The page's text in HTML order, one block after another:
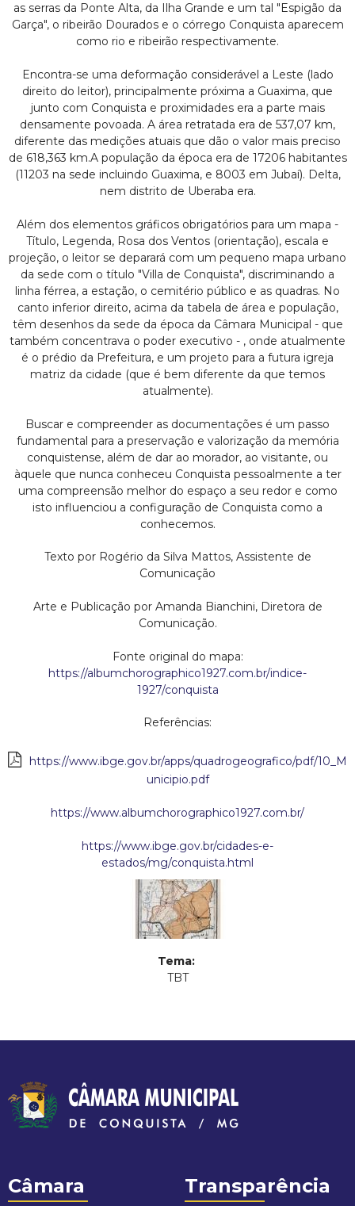
as serras da Ponte Alta, da Ilha Grande e um tal "Espigão da
Garça", o ribeirão Dourados e o córrego Conquista aparecem
como rio e ribeirão respectivamente.
Encontra-se uma deformação considerável a Leste (lado
direito do leitor), principalmente próxima a Guaxima, que
junto com Conquista e proximidades era a parte mais
densamente povoada. A área retratada era de 537,07 km,
diferente das medições atuais que dão o valor mais preciso
de 618,363 km.A população da época era de 17206 habitantes
(11203 na sede incluindo Guaxima, e 8003 em Jubaí). Delta,
nem distrito de Uberaba era.
Além dos elementos gráficos obrigatórios para um mapa -
Título, Legenda, Rosa dos Ventos (orientação), escala e
projeção, o leitor se deparará com um pequeno mapa urbano
da sede com o título "Villa de Conquista", discriminando a
linha férrea, a estação, o cemitério público e as quadras. No
canto inferior direito, acima da tabela de área e população,
têm desenhos da sede da época da Câmara Municipal - que
também concentrava o poder executivo - , onde atualmente
é o prédio da Prefeitura, e um projeto para a futura igreja
matriz da cidade (que é bem diferente da que temos
atualmente).
Buscar e compreender as documentações é um passo
fundamental para a preservação e valorização da memória
conquistense, além de dar ao morador, ao visitante, ou
àquele que nunca conheceu Conquista pessoalmente a ter
uma compreensão melhor do espaço a seu redor e como
isto influenciou a configuração de Conquista como a
conhecemos.
Texto por Rogério da Silva Mattos, Assistente de
Comunicação
Arte e Publicação por Amanda Bianchini, Diretora de
Comunicação.
Fonte original do mapa:
https://albumchorographico1927.com.br/indice-
1927/conquista
Referências:
https://www.ibge.gov.br/apps/quadrogeografico/pdf/10_M
unicipio.pdf
https://www.albumchorographico1927.com.br/
https://www.ibge.gov.br/cidades-e-
estados/mg/conquista.html
Tema:
TBT
Câmara Transparência